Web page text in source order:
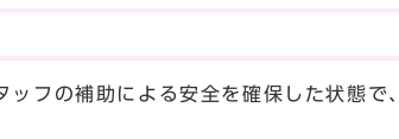
フの補助による安全を確保した状態で